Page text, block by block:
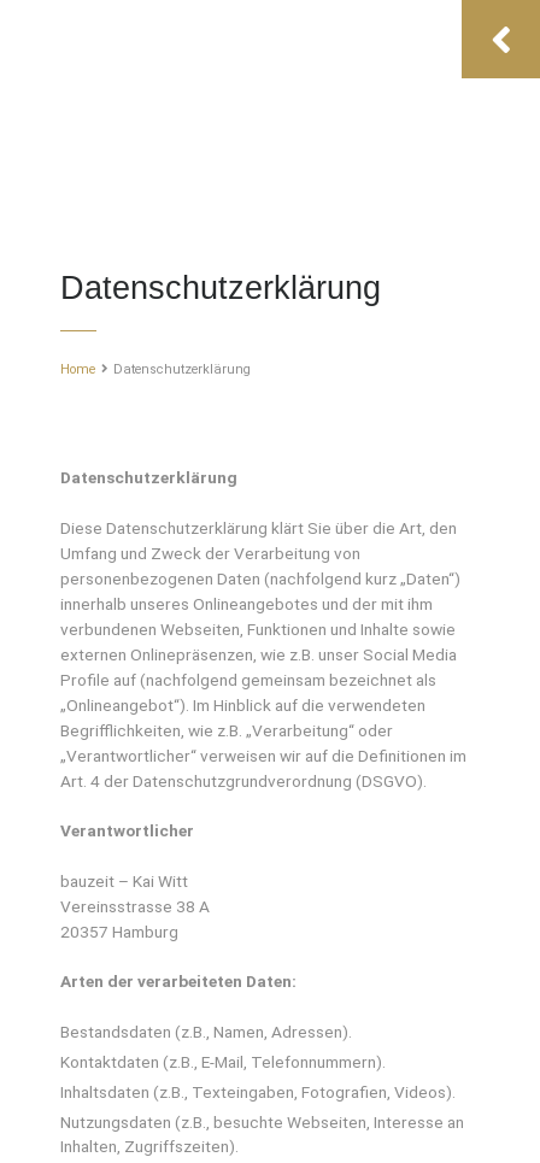
Datenschutzerklärung
Home Datenschutzerklärung
Datenschutzerklärung
Diese Datenschutzerklärung klärt Sie über die Art, den
Umfang und Zweck der Verarbeitung von
personenbezogenen Daten (nachfolgend kurz „Daten“)
innerhalb unseres Onlineangebotes und der mit ihm
verbundenen Webseiten, Funktionen und Inhalte sowie
externen Onlinepräsenzen, wie z.B. unser Social Media
Profile auf (nachfolgend gemeinsam bezeichnet als
„Onlineangebot“). Im Hinblick auf die verwendeten
Begrifflichkeiten, wie z.B. „Verarbeitung“ oder
„Verantwortlicher“ verweisen wir auf die Definitionen im
Art. 4 der Datenschutzgrundverordnung (DSGVO).
Verantwortlicher
bauzeit – Kai Witt
Vereinsstrasse 38 A
20357 Hamburg
Arten der verarbeiteten Daten:
Bestandsdaten (z.B., Namen, Adressen).
Kontaktdaten (z.B., E-Mail, Telefonnummern).
Inhaltsdaten (z.B., Texteingaben, Fotografien, Videos).
Nutzungsdaten (z.B., besuchte Webseiten, Interesse an
Inhalten, Zugriffszeiten).